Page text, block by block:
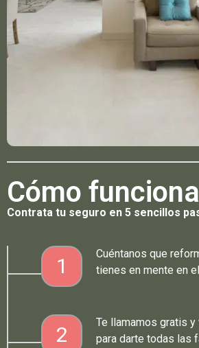
Cómo funciona
Contrata tu seguro en 5 sencillos
1
Cuéntanos que
tienes en mente en
2
Te llamamos gratis
para darte todas las